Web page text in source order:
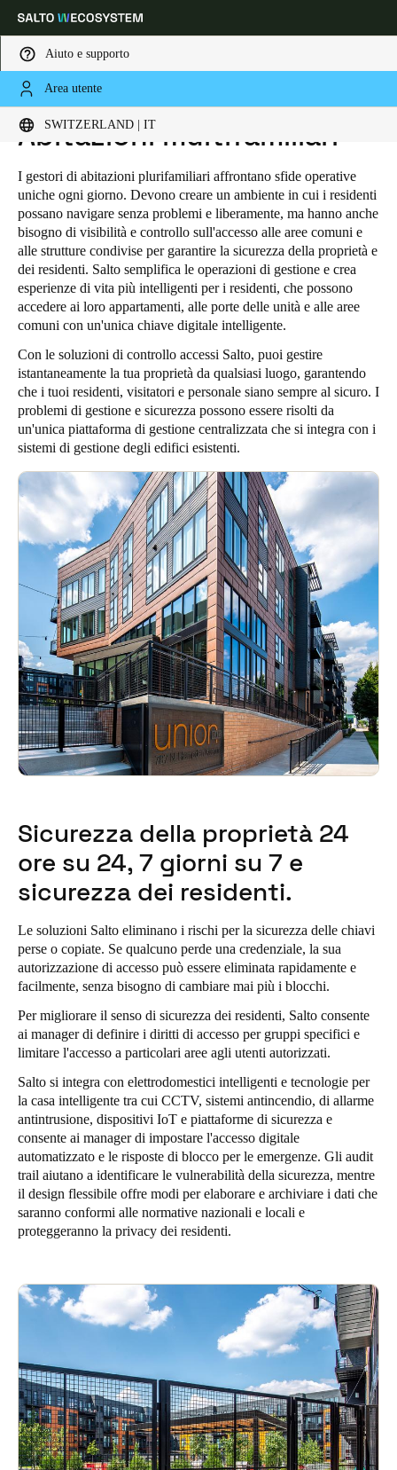
Aiuto e supporto
Area utente
SWITZERLAND | IT
Scegli la tua posizione e le impostazioni della lingua
Switzerland Italiano
Germany
Deutsch
Switzerland
DeutschFrançaisItaliano
United Kingdom
English
Ireland
English
France
Français
Netherlands
NederlandsEnglish
Belgium
FrançaisNederlandsEnglish
Spain
Español
Português
Italy
Russia
Russian
Poland
Polski
Czech Republic
Čeština
DanskereEnglish
Sweden
SvenskaEnglish
Norway
NorskEnglish
FinnishEnglish
Salva nuova selezione come predefinita
HOME INDUSTRIE
ABITAZIONI MULTIFAMILIARI
Abitazioni multifamiliari
I gestori di abitazioni plurifamiliari affrontano sfide operative
uniche ogni giorno. Devono creare un ambiente in cui i residenti
possano navigare senza problemi e liberamente, ma hanno anche
bisogno di visibilità e controllo sull'accesso alle aree comuni e
alle strutture condivise per garantire la sicurezza della proprietà e
dei residenti. Salto semplifica le operazioni di gestione e crea
esperienze di vita più intelligenti per i residenti, che possono
accedere ai loro appartamenti, alle porte delle unità e alle aree
comuni con un'unica chiave digitale intelligente.
Con le soluzioni di controllo accessi Salto, puoi gestire
istantaneamente la tua proprietà da qualsiasi luogo, garantendo
che i tuoi residenti, visitatori e personale siano sempre al sicuro. I
problemi di gestione e sicurezza possono essere risolti da
un'unica piattaforma di gestione centralizzata che si integra con i
sistemi di gestione degli edifici esistenti.
Sicurezza della proprietà 24
ore su 24, 7 giorni su 7 e
sicurezza dei residenti.
Le soluzioni Salto eliminano i rischi per la sicurezza delle chiavi
perse o copiate. Se qualcuno perde una credenziale, la sua
autorizzazione di accesso può essere eliminata rapidamente e
facilmente, senza bisogno di cambiare mai più i blocchi.
Per migliorare il senso di sicurezza dei residenti, Salto consente
ai manager di definire i diritti di accesso per gruppi specifici e
limitare l'accesso a particolari aree agli utenti autorizzati.
Salto si integra con elettrodomestici intelligenti e tecnologie per
la casa intelligente tra cui CCTV, sistemi antincendio, di allarme
antintrusione, dispositivi IoT e piattaforme di sicurezza e
consente ai manager di impostare l'accesso digitale
automatizzato e le risposte di blocco per le emergenze. Gli audit
trail aiutano a identificare le vulnerabilità della sicurezza, mentre
il design flessibile offre modi per elaborare e archiviare i dati che
saranno conformi alle normative nazionali e locali e
proteggeranno la privacy dei residenti.